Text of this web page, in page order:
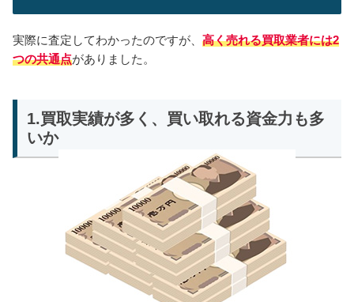
実際に査定してわかったのですが、 高く売れる買取業者には2
つの共通点がありました。
1.買取実績が多く、買い取れる資金力も多
いか